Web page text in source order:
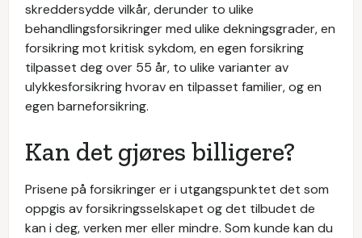
skreddersydde vilkår, derunder to ulike
behandlingsforsikringer med ulike dekningsgrader, en
forsikring mot kritisk sykdom, en egen forsikring
tilpasset deg over 55 år, to ulike varianter av
ulykkesforsikring hvorav en tilpasset familier, og en
egen barneforsikring.
Kan det gjøres billigere?
Prisene på forsikringer er i utgangspunktet det som
oppgis av forsikringsselskapet og det tilbudet de
kan i deg, verken mer eller mindre. Som kunde kan du